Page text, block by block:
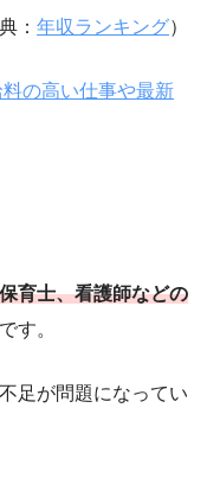
： 年収ランキング）
料の高い仕事や最新
育士、看護師などの
です。
足が問題になってい